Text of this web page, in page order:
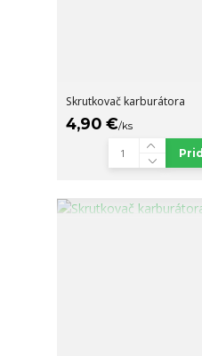
Skrutkovač karburátora
4,90 €/ks